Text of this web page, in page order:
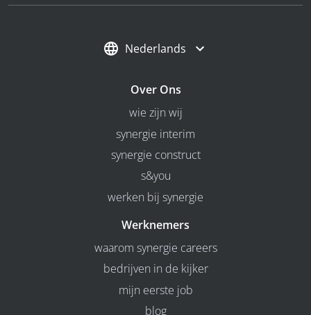
Nederlands
Over Ons
wie zijn wij
synergie interim
synergie construct
s&you
werken bij synergie
Werknemers
waarom synergie careers
bedrijven in de kijker
mijn eerste job
blog